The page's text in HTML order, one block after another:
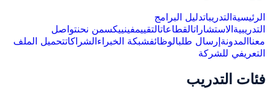
الرئيسيةالتدريباتدليل البرامج
التدريبيةالاستشاراتالقطاعاتالتقييمفينييكسمن نحنتواصل
معناالمدونةإرسال طلبالوظائفشبكة الخبراءالشراكاتتحميل الملف
التعريفي للشركة
فئات التدريب